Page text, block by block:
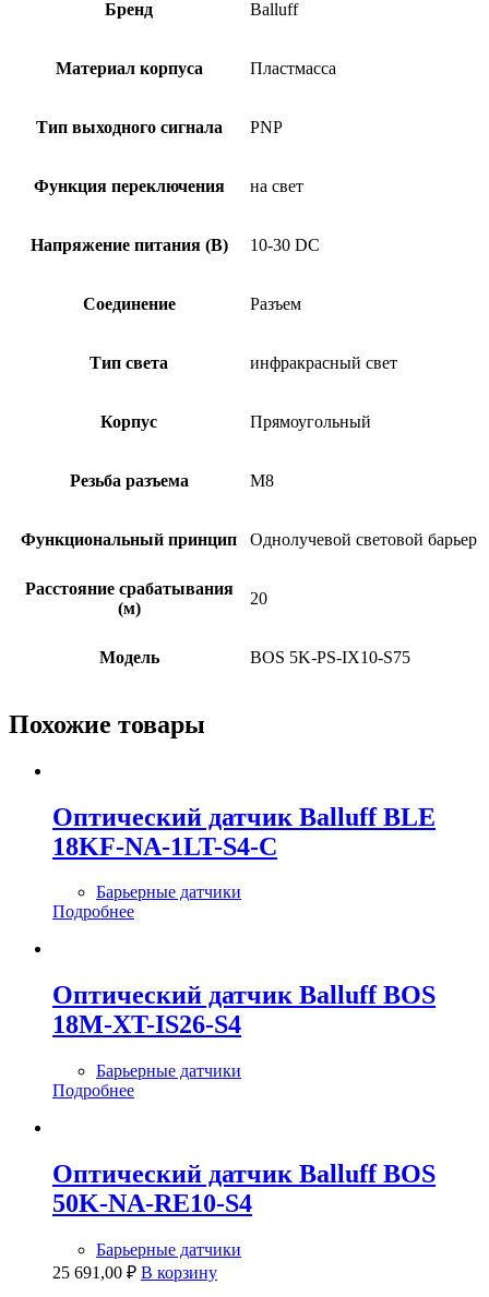
Бренд Balluff
Материал корпуса Пластмасса
Тип выходного сигнала PNP
Функция переключения на свет
Напряжение питания (В) 10-30 DC
Соединение Разъем
Тип света инфракрасный свет
Корпус Прямоугольный
Резьба разъема M8
Функциональный принцип Однолучевой световой барьер
Расстояние срабатывания
(м)
20
Модель BOS 5K-PS-IX10-S75
Похожие товары
Оптический датчик Balluff BLE
18KF-NA-1LT-S4-C
Барьерные датчики
Подробнее
Оптический датчик Balluff BOS
18M-XT-IS26-S4
Барьерные датчики
Подробнее
Оптический датчик Balluff BOS
50K-NA-RE10-S4
Барьерные датчики
25 691,00 ₽ В корзину